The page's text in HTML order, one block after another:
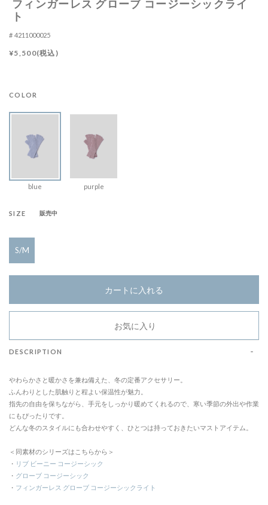
フィンガーレス グローブ コージーシックライ
ト
4211000025
¥5,500(税込)
COLOR
blue purple
SIZE 販売中
S/M
カートに入れる
お気に入り
DESCRIPTION
やわらかさと暖かさを兼ね備えた、冬の定番アクセサリー。
ふんわりとした肌触りと程よい保温性が魅力。
指先の自由を保ちながら、手元をしっかり暖めてくれるので、寒い季節の外出や作業
にもぴったりです。
どんな冬のスタイルにも合わせやすく、ひとつは持っておきたいマストアイテム。
＜同素材のシリーズはこちらから＞
・ リブ ビーニー コージーシック
・ グローブ コージーシック
・ フィンガーレス グローブ コージーシックライト